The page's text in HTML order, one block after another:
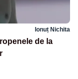
Ionuț Nichita
de la